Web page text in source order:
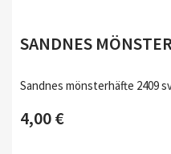
SANDNES
Sandnes mönsterhäfte 2409
4,00 €